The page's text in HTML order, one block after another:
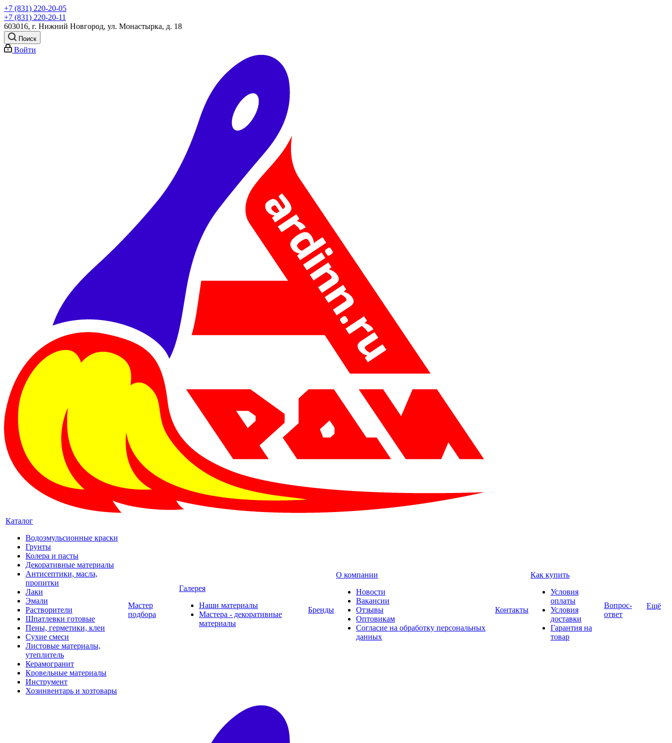
+7 (831) 220-20-05
+7 (831) 220-20-11
603016, г. Нижний Новгород, ул. Монастырка, д. 18
Поиск
Войти
Каталог
Водоэмульсионные краски
Грунты
Колера и пасты
Декоративные материалы
Антисептики, масла,
пропитки
Лаки
Эмали
Растворители
Шпатлевки готовые
Пены, герметики, клеи
Сухие смеси
Листовые материалы,
утеплитель
Керамогранит
Кровельные материалы
Инструмент
Хозинвентарь и хозтовары
Мастер
подбора
Галерея
Наши материалы
Мастера - декоративные
материалы
Бренды
О компании
Новости
Вакансии
Отзывы
Оптовикам
Cогласие на обработку персональных
данных
Контакты
Как купить
Условия
оплаты
Условия
доставки
Гарантия на
товар
Вопрос-
ответ
Ещё